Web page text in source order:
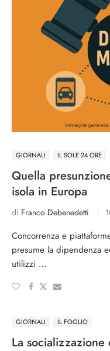
GIORNALI IL SOLE 24 ORE
Quella
isola in Europa
di Franco Debenedetti
Concorrenza e
presume la dipendenza
utilizzi …
GIORNALI IL FOGLIO
La socializzazione